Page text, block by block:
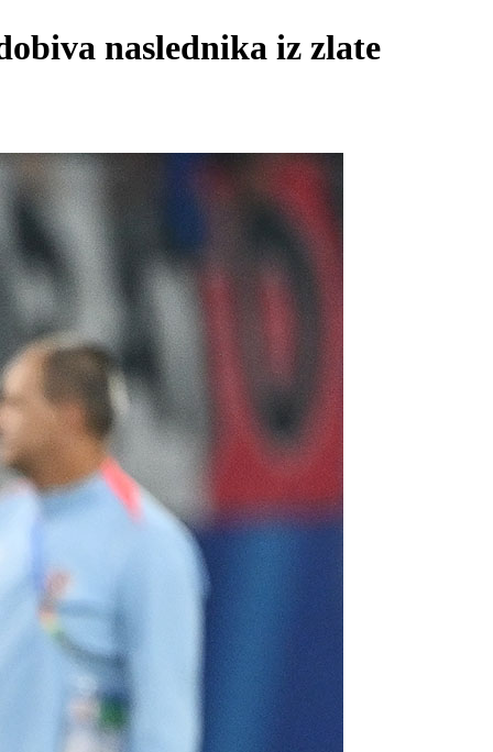
naslednika iz zlate